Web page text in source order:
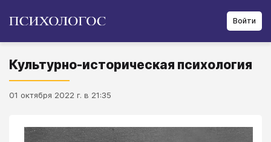
Войти
Культурно-историческая психология
01 октября 2022 г. в 21:35